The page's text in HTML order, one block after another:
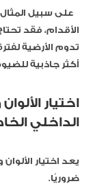
على سبيل
الأقدام، فقد
تدوم الأرضية
أكثر جاذبية
اختيار
الداخلي
يعد اختيار
ضروريًا.